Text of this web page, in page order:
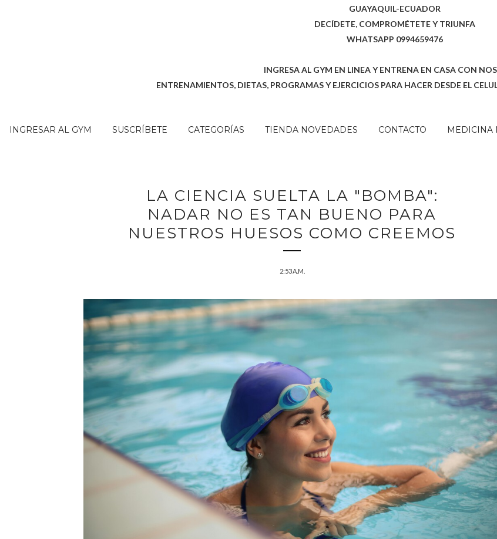
GUAYAQUIL-ECUADOR
DECÍDETE, COMPROMÉTETE Y TRIUNFA
WHATSAPP 0994659476
INGRESA AL GYM EN LINEA Y ENTRENA EN CASA CON
ENTRENAMIENTOS, DIETAS, PROGRAMAS Y EJERCICIOS PARA HACER DESDE EL
INGRESAR AL GYM SUSCRÍBETE CATEGORÍAS TIENDA NOVEDADES CONTACTO MEDICINA
LA CIENCIA SUELTA LA "BOMBA":
NADAR NO ES TAN BUENO PARA
NUESTROS HUESOS COMO CREEMOS
2:53 A.M.